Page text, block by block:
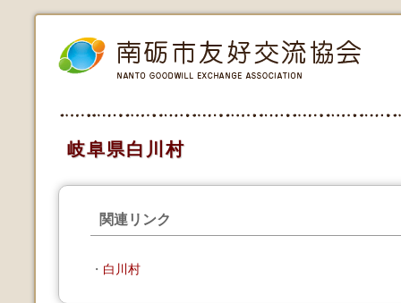
岐阜県白川村
関連リンク
・ 白川村